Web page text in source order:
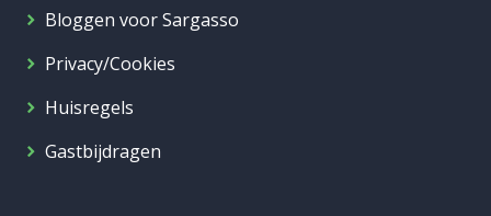
Bloggen voor Sargasso
Privacy/Cookies
Huisregels
Gastbijdragen